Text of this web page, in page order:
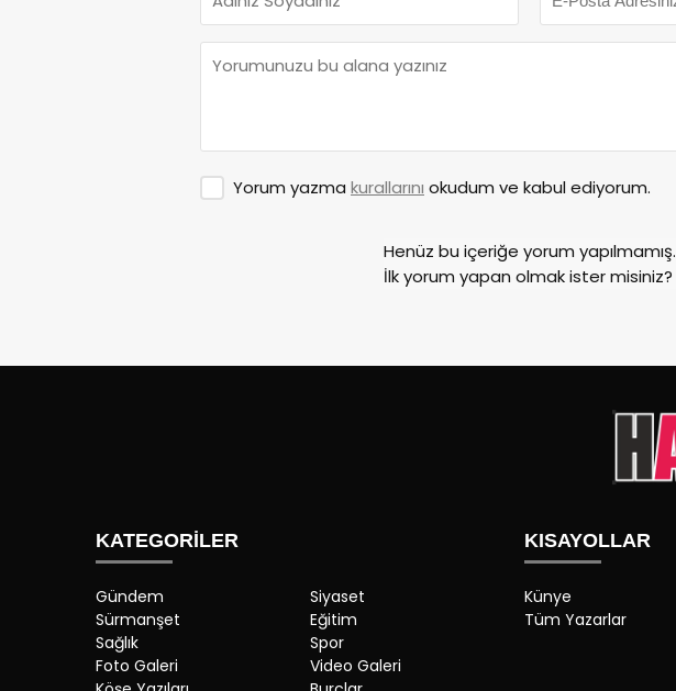
Yorum yazma kurallarını okudum ve kabul ediyorum.
Henüz bu içeriğe yorum yapılmamış.
İlk yorum yapan olmak ister misiniz?
KATEGORİLER
Gündem
Siyaset
Sürmanşet
Eğitim
Sağlık
Spor
Foto Galeri
Video Galeri
KISAYOLLAR
Künye
Tüm Yazarlar